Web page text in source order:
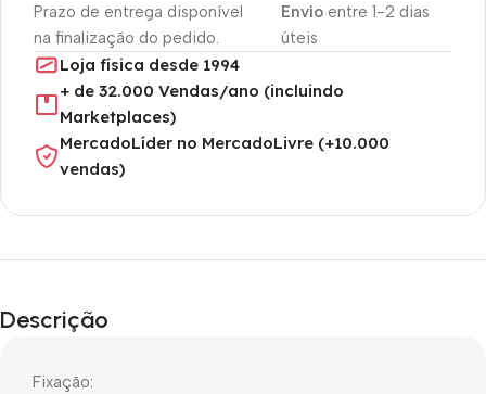
Prazo de entrega disponível
na finalização do pedido.
Envioentre 1-2 dias
úteis
Loja física desde 1994
+ de 32.000 Vendas/ano (incluindo
Marketplaces)
MercadoLíder no MercadoLivre (+10.000
vendas)
Descrição
Fixação: